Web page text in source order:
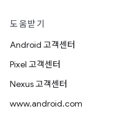
도움받기
Android 고객센터
Pixel 고객센터
Nexus 고객센터
www.android.com